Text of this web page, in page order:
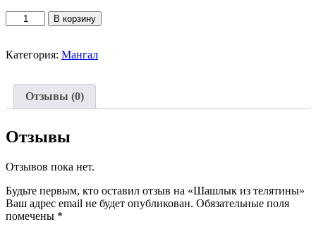
Количество
товара
из
В корзину
Категория: Мангал
Отзывы (0)
Отзывы
Отзывов пока нет.
Будьте первым, кто оставил отзыв на «Шашлык из телятины»
Ваш адрес email не будет опубликован. Обязательные поля
помечены *